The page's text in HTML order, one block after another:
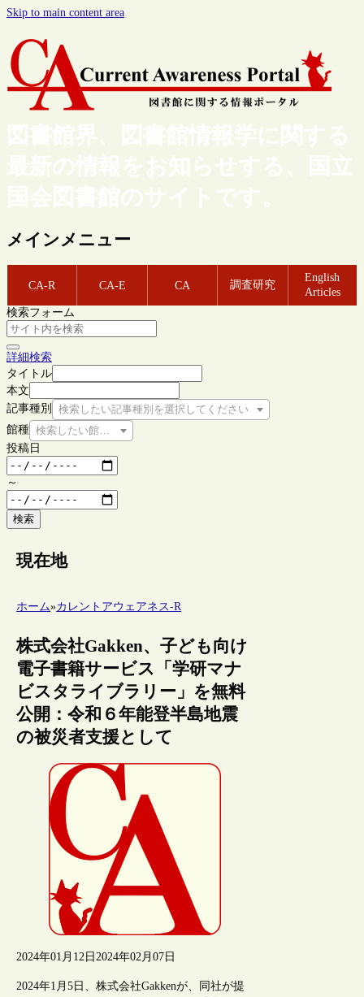
Skip to main content area
図書館界、図書館情報学に関する
最新の情報をお知らせする、国立
国会図書館のサイトです。
メインメニュー
CA-R CA-E CA 調査研究
English
Articles
検索フォーム
詳細検索
タイトル
本文
記事種別
検索したい記事種別を選択してください
館種 検索したい館種を選択してください
投稿日
～
検索
現在地
ホーム»カレントアウェアネス-R
株式会社Gakken、子ども向け
電子書籍サービス「学研マナ
ビスタライブラリー」を無料
公開：令和６年能登半島地震
の被災者支援として
2024年01月12日 2024年02月07日
2024年1月5日、株式会社Gakkenが、同社が提